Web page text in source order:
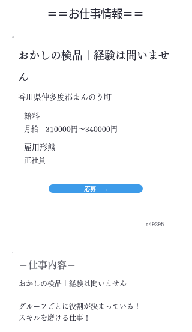
＝＝​お仕事情報＝＝
おかしの検品｜経験は問いませ
ん
香川県仲多度郡まんのう町
​給料
月給 310000円～340000円
​雇用形態
正社員
応募 →
a49296
＝​仕事内容＝
おかしの検品｜経験は問いません
グループごとに役割が決まっている！
スキルを磨ける仕事！